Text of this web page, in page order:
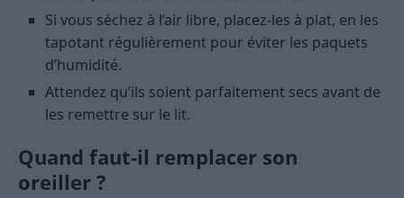
Si vous séchez à l’air libre, placez-les à plat, en les
tapotant régulièrement pour éviter les paquets
d’humidité.
Attendez qu’ils soient parfaitement secs avant de
les remettre sur le lit.
Quand faut-il remplacer son
oreiller ?